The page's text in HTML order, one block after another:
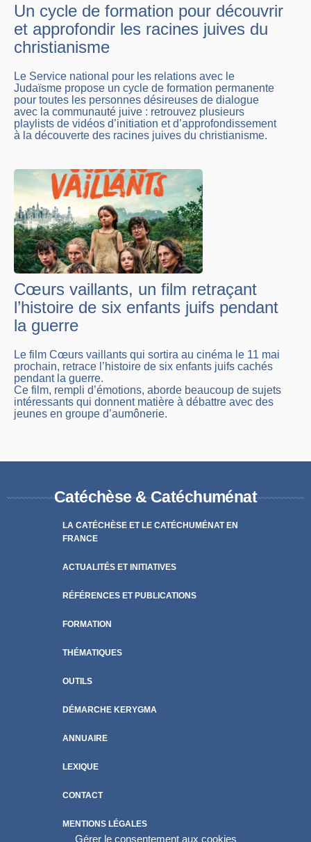
Gérer le consentement aux cookies
Un cycle de formation pour découvrir
et approfondir les racines juives du
christianisme
Le Service national pour les relations avec le
Judaïsme propose un cycle de formation permanente
pour toutes les personnes désireuses de dialogue
avec la communauté juive : retrouvez plusieurs
playlists de vidéos d’initiation et d’approfondissement
à la découverte des racines juives du christianisme.
Cœurs vaillants, un film retraçant
l’histoire de six enfants juifs pendant
la guerre
Le film Cœurs vaillants qui sortira au cinéma le 11 mai
prochain, retrace l’histoire de six enfants juifs cachés
pendant la guerre.
Ce film, rempli d’émotions, aborde beaucoup de sujets
intéressants qui donnent matière à débattre avec des
jeunes en groupe d’aumônerie.
Catéchèse & Catéchuménat
LA CATÉCHÈSE ET LE CATÉCHUMÉNAT EN
FRANCE
ACTUALITÉS ET INITIATIVES
RÉFÉRENCES ET PUBLICATIONS
FORMATION
THÉMATIQUES
OUTILS
DÉMARCHE KERYGMA
ANNUAIRE
LEXIQUE
CONTACT
MENTIONS LÉGALES